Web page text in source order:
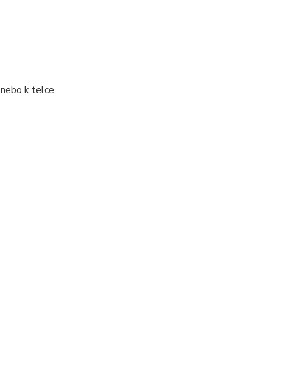
k telce.